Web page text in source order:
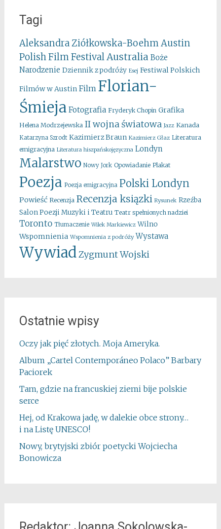
Tagi
Aleksandra Ziółkowska-Boehm Austin
Polish Film FestivalAustralia Boże
Narodzenie Dziennik z podróży Esej Festiwal Polskich
Filmów w Austin Film Florian-
Śmieja Fotografia Fryderyk Chopin Grafika
Helena Modrzejewska II wojna światowa Jazz Kanada
Katarzyna Szrodt Kazimierz Braun Kazimierz Głaz Literatura
emigracyjna Literatura hiszpańskojęzyczna Londyn
Malarstwo Nowy Jork Opowiadanie Plakat
Poezja Poezja emigracyjna Polski Londyn
Powieść Recenzja Recenzja ksiązki Rysunek Rzeźba
Salon Poezji Muzyki i Teatru Teatr spełnionych nadziei
Toronto Tłumaczenie Wilek Markiewicz Wilno
Wspomnienia Wspomnienia z podróży Wystawa
WywiadZygmunt Wojski
Ostatnie wpisy
Oczy jak pięć złotych. Moja Ameryka.
Album „Cartel Contemporáneo Polaco” Barbary
Paciorek
Tam, gdzie na francuskiej ziemi bije polskie
serce
Hej, od Krakowa jadę, w dalekie obce strony…
i na Listę UNESCO!
Nowy, brytyjski zbiór poetycki Wojciecha
Bonowicza